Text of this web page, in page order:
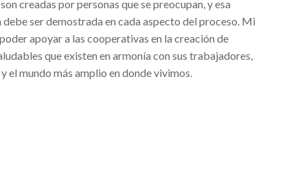
creadas por personas que se preocupan, y esa
ser demostrada en cada aspecto del proceso. Mi
apoyar a las cooperativas en la creación de
que existen en armonía con sus trabajadores,
el mundo más amplio en donde vivimos.